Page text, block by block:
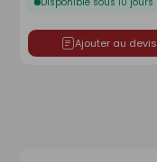
Ajouter au devis